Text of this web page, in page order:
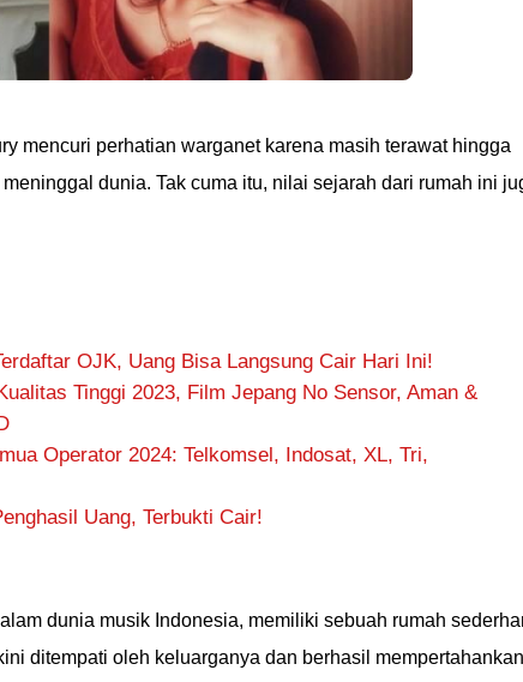
mencuri perhatian warganet karena masih terawat hingga
dunia. Tak cuma itu, nilai sejarah dari rumah ini
OJK, Uang Bisa Langsung Cair Hari Ini!
Tinggi 2023, Film Jepang No Sensor, Aman &
Operator 2024: Telkomsel, Indosat, XL, Tri,
Uang, Terbukti Cair!
dunia musik Indonesia, memiliki sebuah rumah
ditempati oleh keluarganya dan berhasil mempertahankan